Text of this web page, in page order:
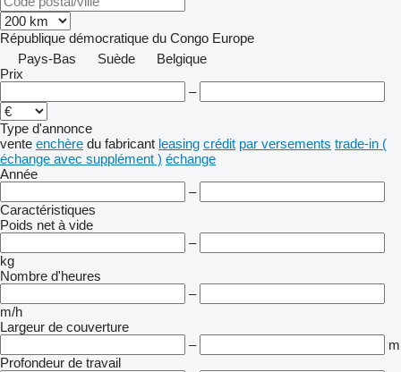
République démocratique du Congo Europe
Pays-Bas
Suède
Belgique
Prix
–
Type d'annonce
vente enchère du fabricant leasing crédit par versements trade-in (
échange avec supplément ) échange
Année
–
Caractéristiques
Poids net à vide
–
kg
Nombre d'heures
–
m/h
Largeur de couverture
–
m
Profondeur de travail